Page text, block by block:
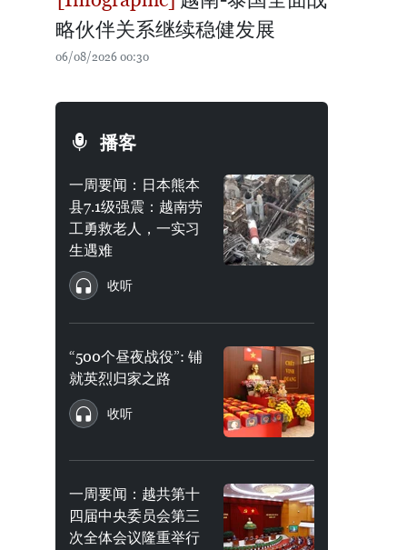
略伙伴关系继续稳健发展
06/08/2026 00:30
播客
一周要闻：日本熊本
县7.1级强震：越南劳
工勇救老人，一实习
生遇难
收听
“500个昼夜战役”: 铺
就英烈归家之路
收听
一周要闻：越共第十
四届中央委员会第三
次全体会议隆重举行